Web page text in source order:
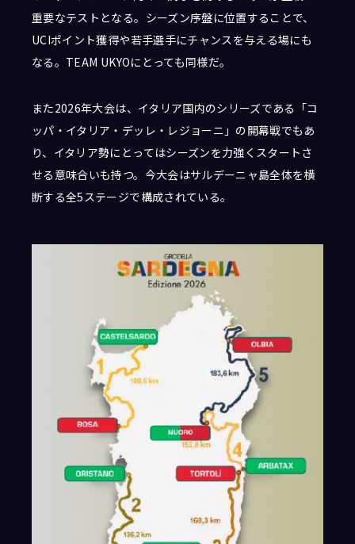
重要なテストとなる。シーズン序盤に位置することで、
UCIポイント獲得や若手選手にチャンスを与える場にも
なる。TEAM UKYOにとっても同様だ。
また2026年大会は、イタリア国内のシリーズである「コ
ッパ・イタリア・デッレ・レジョーニ」の開幕戦でもあ
り、イタリア勢にとってはシーズンを力強くスタートさ
せる意味合いも持つ。今大会はサルデーニャ島全体を横
断する全5ステージで構成されている。